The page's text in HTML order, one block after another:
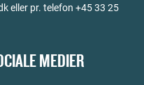
eller pr. telefon +45 33 25
MEDIER